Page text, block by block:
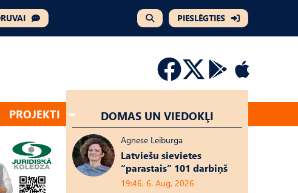
PIESLĒGTIES
PROJEKTI DOMAS UN VIEDOKĻI
Agnese Leiburga
Latviešu sievietes
“parastais” 101 darbiņš
19:46, 6. Aug, 2026